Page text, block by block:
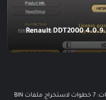
Renault DDT2000
احتراف كورس WinOLS لتعديل السيارات: 7 خطوات لاستخراج ملفات BIN